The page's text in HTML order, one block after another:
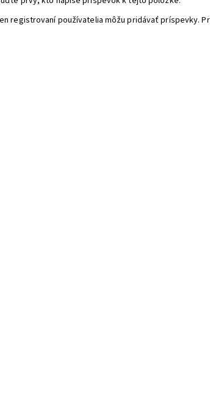
registrovaní používatelia môžu pridávať príspevky.